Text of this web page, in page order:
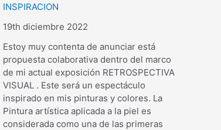
INSPIRACION
19th diciembre 2022
Estoy muy contenta de anunciar está
propuesta colaborativa dentro del marco
de mi actual exposición RETROSPECTIVA
VISUAL . Este será un espectáculo
inspirado en mis pinturas y colores. La
Pintura artística aplicada a la piel es
considerada como una de las primeras